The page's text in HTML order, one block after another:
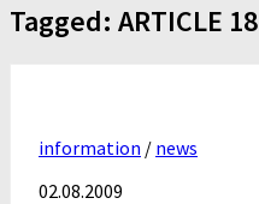
Tagged: ARTICLE 18
information / news
02.08.2009